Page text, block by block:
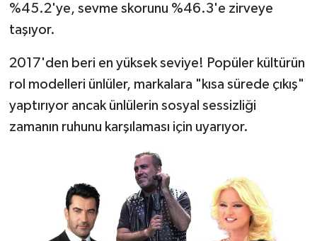
%45.2'ye, sevme skorunu %46.3'e zirveye
taşıyor.
2017'den beri en yüksek seviye! Popüler kültürün
rol modelleri ünlüler, markalara "kısa sürede çıkış"
yaptırıyor ancak ünlülerin sosyal sessizliği
zamanın ruhunu karşılaması için uyarıyor.